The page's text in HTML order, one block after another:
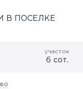
В ПОСЕЛКЕ
участок
6 сот.